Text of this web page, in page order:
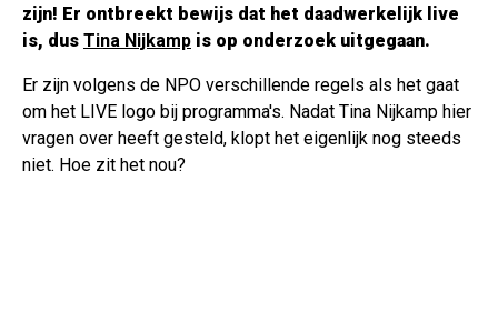
zijn! Er ontbreekt bewijs dat het daadwerkelijk live
is, dus Tina Nijkamp is op onderzoek uitgegaan.
Er zijn volgens de NPO verschillende regels als het gaat
om het LIVE logo bij programma's. Nadat Tina Nijkamp hier
vragen over heeft gesteld, klopt het eigenlijk nog steeds
niet. Hoe zit het nou?